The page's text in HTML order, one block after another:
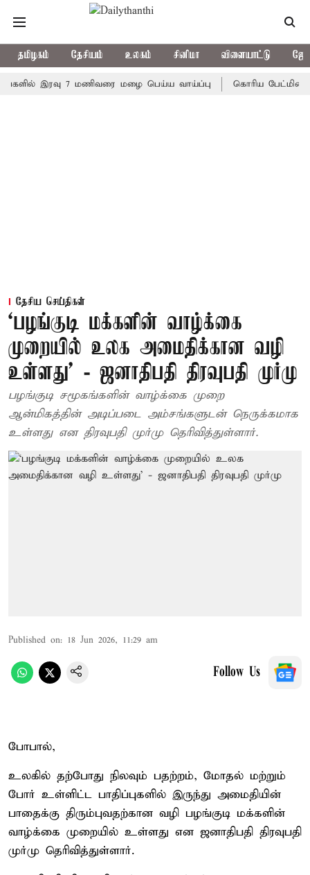
தமிழகம் தேசியம் உலகம் சினிமா விளையாட்டு
இரவு 7 மணிவரை மழை பெய்ய வாய்ப்பு கொரிய பேட்மிண்டன்
தேசிய செய்திகள்
‘பழங்குடி மக்களின் வாழ்க்கை
முறையில் உலக அமைதிக்கான வழி
உள்ளது’ - ஜனாதிபதி திரவுபதி முர்மு
பழங்குடி சமூகங்களின் வாழ்க்கை முறை
ஆன்மிகத்தின் அடிப்படை அம்சங்களுடன் நெருக்கமாக
உள்ளது என திரவுபதி முர்மு தெரிவித்துள்ளார்.
Published on: 18 Jun 2026, 11:29 am
Follow Us
போபால்,
உலகில் தற்போது நிலவும் பதற்றம், மோதல் மற்றும்
போர் உள்ளிட்ட பாதிப்புகளில் இருந்து அமைதியின்
பாதைக்கு திரும்புவதற்கான வழி பழங்குடி மக்களின்
வாழ்க்கை முறையில் உள்ளது என ஜனாதிபதி திரவுபதி
முர்மு தெரிவித்துள்ளார்.